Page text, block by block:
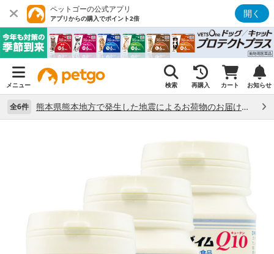
ペットゴーの公式アプリ
アプリからの購入でポイント2倍 開く
メニュー 検索 再購入 カート お知らせ
全6件 熊本県熊本地方で発生した地震によるお荷物のお届け状況について （7/28）